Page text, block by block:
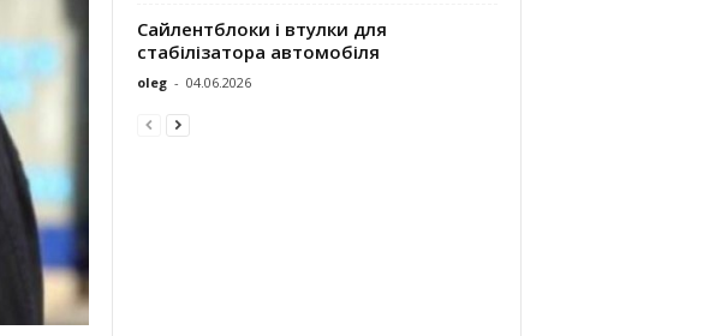
Сайлентблоки і втулки для
стабілізатора автомобіля
oleg - 04.06.2026